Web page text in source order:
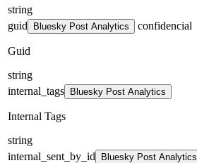
string
guid
Bluesky Post Analytics confidencial
Guid
string
internal_tags
Bluesky Post Analytics
Internal Tags
string
internal_sent_by_id
Bluesky Post Analytics